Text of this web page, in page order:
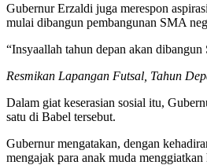
Gubernur Erzaldi juga merespon
mulai dibangun pembangunan SMA
“Insyaallah tahun depan akan
Resmikan Lapangan Futsal, Tahun
Dalam giat keserasian sosial itu,
satu di Babel tersebut.
Gubernur mengatakan, dengan
mengajak para anak muda